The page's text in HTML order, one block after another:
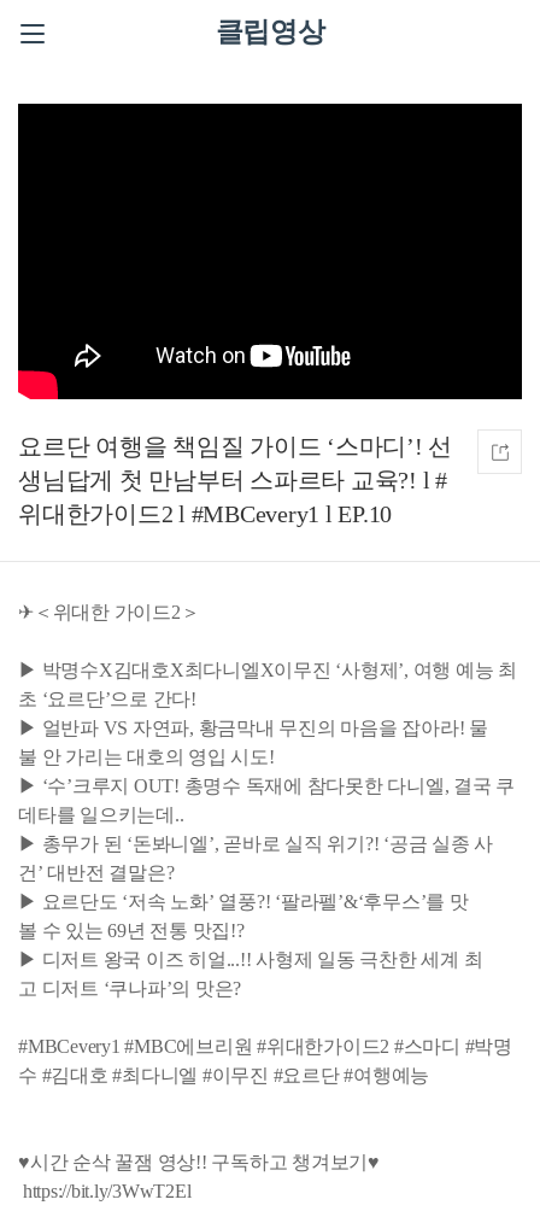
클립영상
요르단 여행을 책임질 가이드 ‘스마디’! 선
생님답게 첫 만남부터 스파르타 교육?! l #
위대한가이드2 l #MBCevery1 l EP.10
✈＜위대한 가이드2＞
▶ 박명수X김대호X최다니엘X이무진 ‘사형제’, 여행 예능 최
초 ‘요르단’으로 간다!
▶ 얼반파 VS 자연파, 황금막내 무진의 마음을 잡아라! 물
불 안 가리는 대호의 영입 시도!
▶ ‘수’크루지 OUT! 총명수 독재에 참다못한 다니엘, 결국 쿠
데타를 일으키는데..
▶ 총무가 된 ‘돈봐니엘’, 곧바로 실직 위기?! ‘공금 실종 사
건’ 대반전 결말은?
▶ 요르단도 ‘저속 노화’ 열풍?! ‘팔라펠’&‘후무스’를 맛
볼 수 있는 69년 전통 맛집!?
▶ 디저트 왕국 이즈 히얼...!! 사형제 일동 극찬한 세계 최
고 디저트 ‘쿠나파’의 맛은?
#MBCevery1 #MBC에브리원 #위대한가이드2 #스마디 #박명
수 #김대호 #최다니엘 #이무진 #요르단 #여행예능
♥시간 순삭 꿀잼 영상!! 구독하고 챙겨보기♥
https://bit.ly/3WwT2El